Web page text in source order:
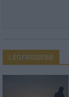
LEGFRISSEBB